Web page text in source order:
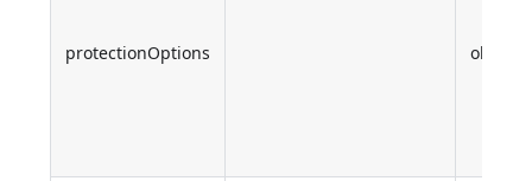
protectionOptions object